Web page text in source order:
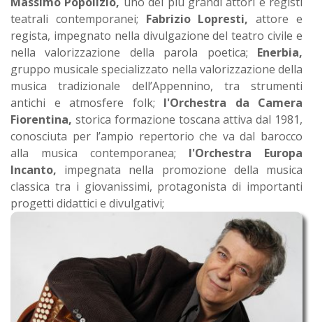
teatrali contemporanei; Fabrizio Lopresti, attore e
regista, impegnato nella divulgazione del teatro civile e
nella valorizzazione della parola poetica; Enerbia,
gruppo musicale specializzato nella valorizzazione della
musica tradizionale dell’Appennino, tra strumenti
antichi e atmosfere folk; l'Orchestra da Camera
Fiorentina, storica formazione toscana attiva dal 1981,
conosciuta per l’ampio repertorio che va dal barocco
alla musica contemporanea; l'Orchestra Europa
Incanto, impegnata nella promozione della musica
classica tra i giovanissimi, protagonista di importanti
progetti didattici e divulgativi;